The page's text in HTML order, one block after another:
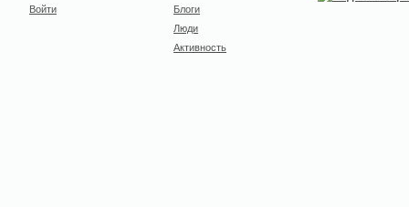
Войти
Блоги
Люди
Активность